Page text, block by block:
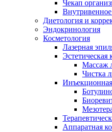
Чекап
Диетология и
Эндокринология
Косметология
Лазерная
Эстетическая
Массаж
Чистка
Аппаратная